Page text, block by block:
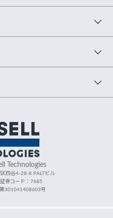
Technologies
四谷4-28-8 PALTビル
券コード：7685
第301041408603号